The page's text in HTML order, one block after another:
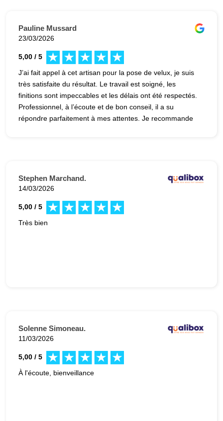
Pauline Mussard
23/03/2026
5,00 / 5
J’ai fait appel à cet artisan pour la pose de velux, je suis
très satisfaite du résultat. Le travail est soigné, les
finitions sont impeccables et les délais ont été respectés.
Professionnel, à l’écoute et de bon conseil, il a su
répondre parfaitement à mes attentes. Je recommande
Stephen Marchand.
14/03/2026
5,00 / 5
Très bien
Solenne Simoneau.
11/03/2026
5,00 / 5
À l'écoute, bienveillance